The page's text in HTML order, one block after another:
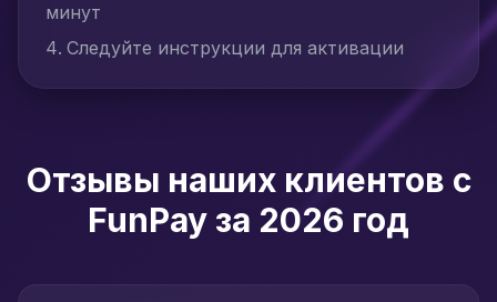
минут
Следуйте инструкции для активации
Отзывы наших клиентов с
FunPay за 2026 год